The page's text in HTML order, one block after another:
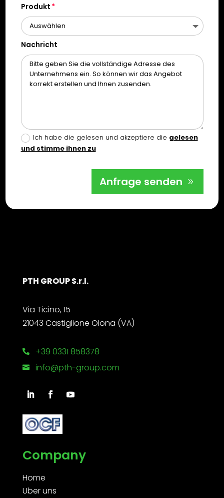
Produkt
Nachricht
Ich habe die gelesen und akzeptiere die gelesen
und stimme ihnen zu
Anfrage senden
PTH GROUP S.r.l.
Via Ticino, 15
21043 Castiglione Olona (VA)
 +39 0331 858378
 info@pth-group.com
Company
Home
Uber uns